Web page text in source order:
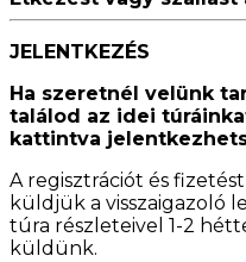
JELENTKEZÉS
Ha szeretnél velünk
találod az idei
kattintva
A regisztrációt és
küldjük a visszaigazoló
túra részleteivel 1-2
küldünk.